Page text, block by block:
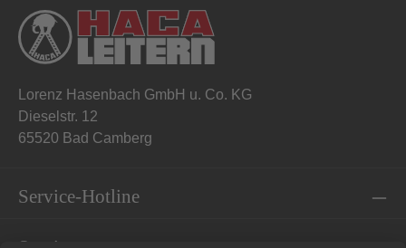
Lorenz Hasenbach GmbH u. Co. KG
Dieselstr. 12
65520 Bad Camberg
Service-Hotline